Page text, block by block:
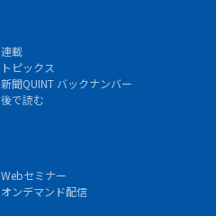
連載
トピックス
新聞QUINT バックナンバー
後で読む
Webセミナー
オンデマンド配信